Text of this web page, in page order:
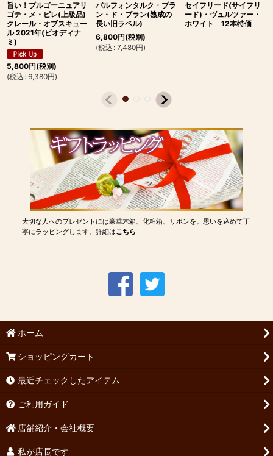
旨い！ブルゴーニュアリ
ゴテ・メ・ピレ(上級品)
クレール・オブスキュー
ル 2021年(ビオディナ
ミ)
5,800円(税別)
(税込 : 6,380円)
バルフォンタルク・ブラ
ン・ド・ブラン(熟成の
長い旧ラベル)
6,800円(税別)
(税込 : 7,480円)
セイフリード(サイフリ
ード)・ヴュルツァー・
ホワイト 12本特価
大切な人へのプレゼントには豪華木箱、化粧箱、リボンを。思いを込めて丁
寧にラッピングします。詳細はこちら
ホーム
ショッピングカート
最近チェックしたアイテム
ご利用ガイド
店舗紹介・会社概要
私が店長です